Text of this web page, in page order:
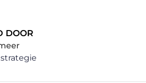
DOOR